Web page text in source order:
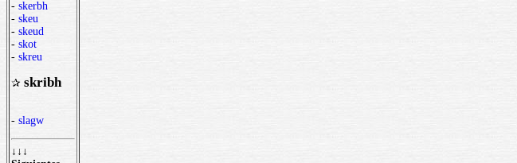
- skerbh
- skeu
- skeud
- skot
- skreu
✰ skribh
- slagw
↓↓↓